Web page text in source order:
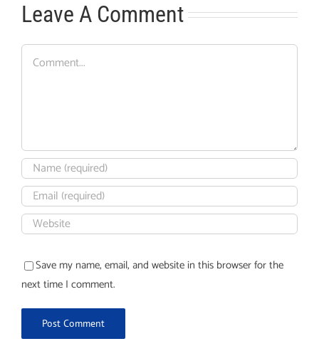
Leave A Comment
Comment
Save my name, email, and website in this browser for the
next time I comment.